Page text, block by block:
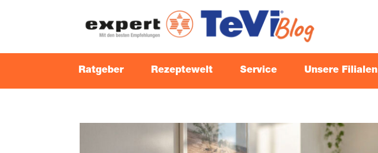
Rat­ge­ber Rezep­te­welt Ser­vice Unse­re Filialen